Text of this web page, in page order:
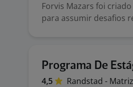
Forvis Mazars foi
para assumir desafios
Programa De
4,5 Randstad - Matriz